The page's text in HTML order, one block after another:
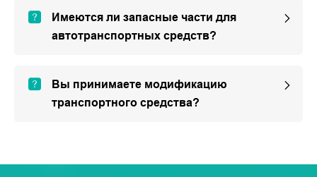
Имеются ли запасные части для
автотранспортных средств?
Вы принимаете модификацию
транспортного средства?